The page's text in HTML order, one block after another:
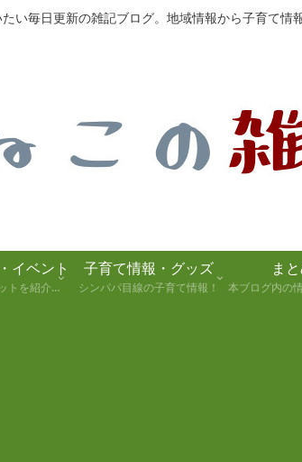
い毎日更新の雑記ブログ。地域情報から子育て
イベント
静岡県の観光スポットを紹介します！
子育て情報・グッズ
シンパパ目線の子育て情報！
ま